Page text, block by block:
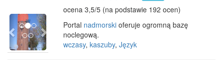
w
PreviousNext
ocena 3,5/5 (na podstawie 192 ocen)
Portal nadmorski oferuje ogromną bazę
noclegową.
wczasy, kaszuby, Język